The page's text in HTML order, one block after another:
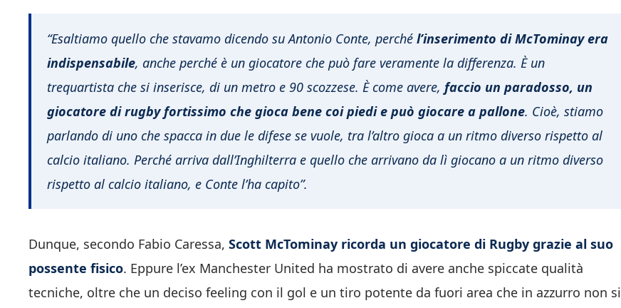
“Esaltiamo quello che stavamo dicendo su Antonio Conte, perché l’inserimento di McTominay era
indispensabile, anche perché è un giocatore che può fare veramente la differenza. È un
trequartista che si inserisce, di un metro e 90 scozzese. È come avere, faccio un paradosso, un
giocatore di rugby fortissimo che gioca bene coi piedi e può giocare a pallone. Cioè, stiamo
parlando di uno che spacca in due le difese se vuole, tra l’altro gioca a un ritmo diverso rispetto al
calcio italiano. Perché arriva dall’Inghilterra e quello che arrivano da lì giocano a un ritmo diverso
rispetto al calcio italiano, e Conte l’ha capito”.
Dunque, secondo Fabio Caressa, Scott McTominay ricorda un giocatore di Rugby grazie al suo
possente fisico. Eppure l’ex Manchester United ha mostrato di avere anche spiccate qualità
tecniche, oltre che un deciso feeling con il gol e un tiro potente da fuori area che in azzurro non si